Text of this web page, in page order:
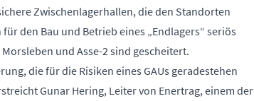
Zwischenlagerhallen, die den Standorten
den Bau und Betrieb eines „Endlagers“ seriös
und Asse-2 sind gescheitert.
die für die Risiken eines GAUs geradestehen
Gunar Hering, Leiter von Enertrag, einem der